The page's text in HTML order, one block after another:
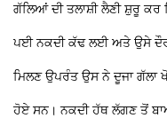
ਗੱਲਿਆਂ ਦੀ ਤਲਾਸ਼ੀ ਲੈਣੀ ਸ਼ੁਰੂ ਕਰ
ਪਈ ਨਕਦੀ ਕੱਢ ਲਈ ਅਤੇ ਉਸੇ
ਮਿਲਣ ਉਪਰੰਤ ਉਸ ਨੇ ਦੂਜਾ ਗੱਲਾ
ਹੋਏ ਸਨ। ਨਕਦੀ ਹੱਥ ਲੱਗਣ ਤੋਂ